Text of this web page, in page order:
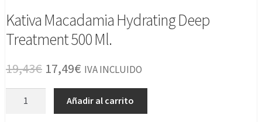
Kativa Macadamia Hydrating Deep
Treatment 500 Ml.
19,43€ El
precio
original
17,49€ El
precio
actual
IVA INCLUIDO
Añadir al carrito